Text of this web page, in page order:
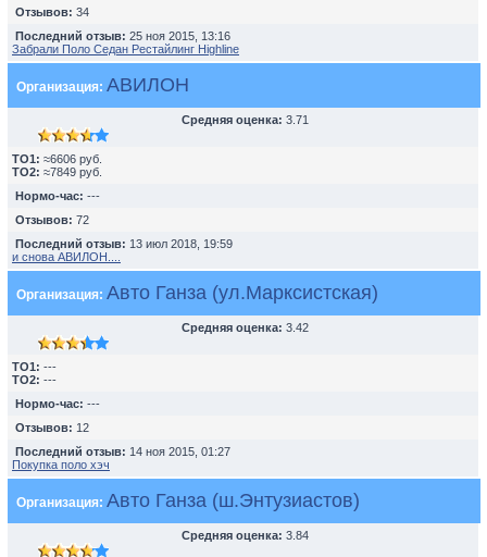
Отзывов: 34
Последний отзыв: 25 ноя 2015, 13:16
Забрали Поло Седан Рестайлинг Highline
Организация: АВИЛОН
Средняя оценка: 3.71
TO1: ≈6606 руб.
TO2: ≈7849 руб.
Нормо-час: ---
Отзывов: 72
Последний отзыв: 13 июл 2018, 19:59
и снова АВИЛОН....
Организация: Авто Ганза (ул.Марксистская)
Средняя оценка: 3.42
TO1: ---
TO2: ---
Нормо-час: ---
Отзывов: 12
Последний отзыв: 14 ноя 2015, 01:27
Покупка поло хэч
Организация: Авто Ганза (ш.Энтузиастов)
Средняя оценка: 3.84